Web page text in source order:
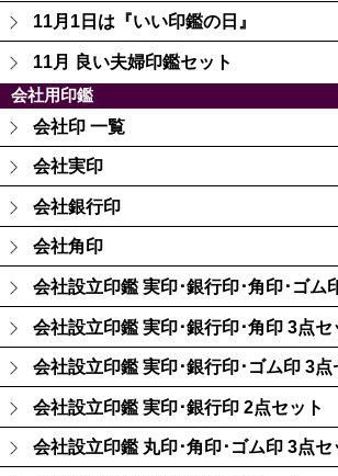
11月1日は『いい印鑑の日』
11月 良い夫婦印鑑セット
会社用印鑑
会社印 一覧
会社実印
会社銀行印
会社角印
会社設立印鑑 実印･銀行印･角印･ゴム
会社設立印鑑 実印･銀行印･角印 3点セ
会社設立印鑑 実印･銀行印･ゴム印 3点
会社設立印鑑 実印･銀行印 2点セット
会社設立印鑑 丸印･角印･ゴム印 3点セ